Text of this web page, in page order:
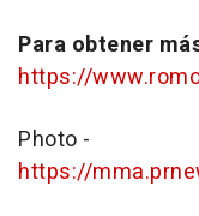
Para obtener
https://
Photo -
https://